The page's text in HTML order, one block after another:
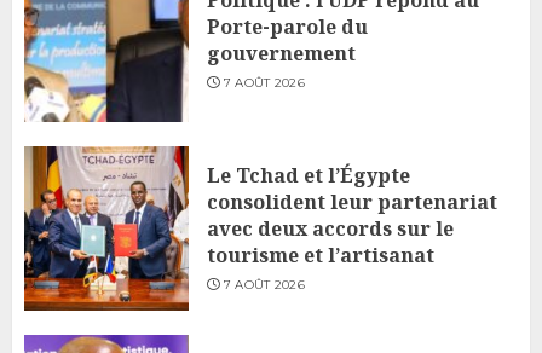
Porte-parole du
gouvernement
7 AOÛT 2026
Le Tchad et l’Égypte
consolident leur partenariat
avec deux accords sur le
tourisme et l’artisanat
7 AOÛT 2026